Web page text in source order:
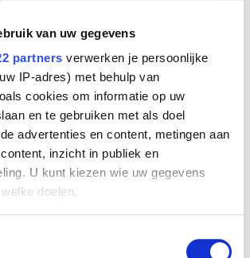
van uw gegevens
partners verwerken je persoonlijke
IP-adres) met behulp van
cookies om informatie op uw
en te gebruiken met als doel
advertenties en content, metingen aan
inzicht in publiek en
U kunt kiezen wie uw gegevens
doelen.
verzamelen over uw geografische